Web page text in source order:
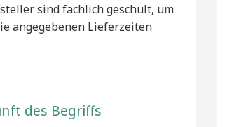
sind fachlich geschult, um
angegebenen Lieferzeiten
des Begriffs